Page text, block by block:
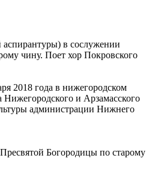
в сослужении
чину. Поет хор Покровского
2018 года в нижегородском
Нижегородского и Арзамасского
администрации Нижнего
Богородицы по старому